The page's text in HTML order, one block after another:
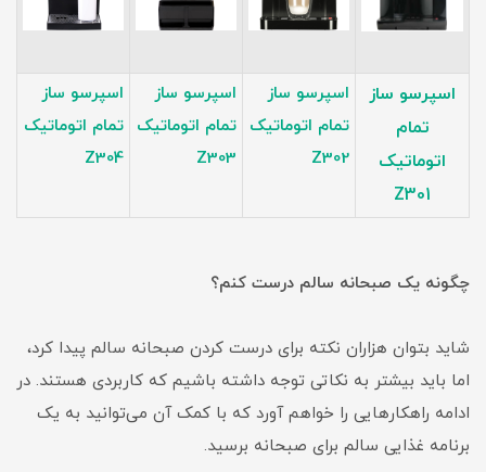
اسپرسو ساز
تمام
اتوماتیک
Z301
اسپرسو ساز
تمام اتوماتیک
Z302
اسپرسو ساز
تمام اتوماتیک
Z303
اسپرسو ساز
تمام اتوماتیک
Z304
چگونه یک صبحانه سالم درست کنم؟
شاید بتوان هزاران نکته برای درست کردن صبحانه سالم پیدا کرد،
اما باید بیشتر به نکاتی توجه داشته باشیم که کاربردی هستند. در
ادامه راهکارهایی را خواهم آورد که با کمک آن می‌توانید به یک
برنامه غذایی سالم برای صبحانه برسید.